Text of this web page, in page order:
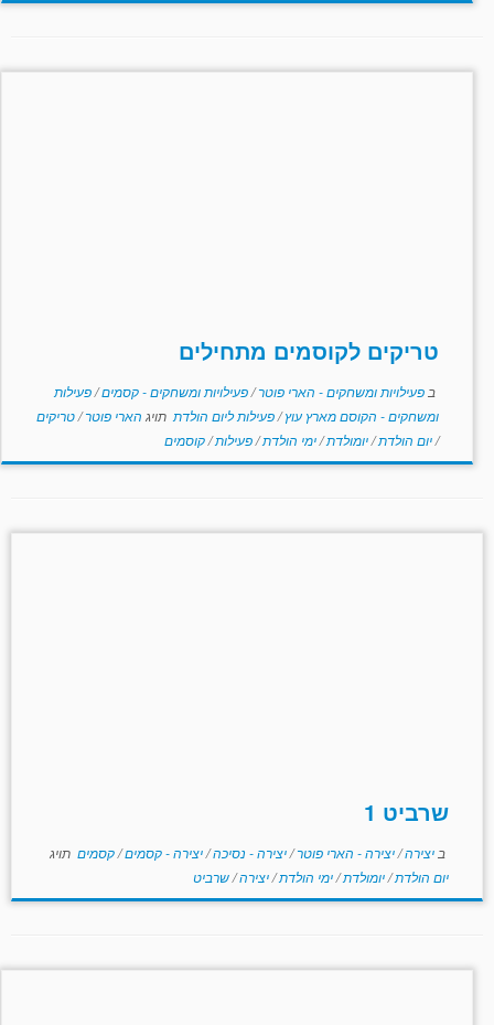
טריקים לקוסמים מתחילים
ב פעילויות ומשחקים - הארי פוטר/פעילויות ומשחקים - קסמים/פעילות
ומשחקים - הקוסם מארץ עוץ/פעילות ליום הולדת תויג הארי פוטר/טריקים
/יום הולדת/יומולדת/ימי הולדת/פעילות/קוסמים
שרביט 1
ב יצירה/יצירה - הארי פוטר/יצירה - נסיכה/יצירה - קסמים/קסמים תויג
יום הולדת/יומולדת/ימי הולדת/יצירה/שרביט